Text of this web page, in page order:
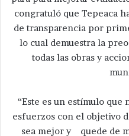
congratuló que Tepeaca
de transparencia por
lo cual demuestra la
todas las obras y
“Este es un estímulo que
esfuerzos con el objetivo
sea mejor y quede de